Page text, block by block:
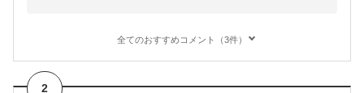
全てのおすすめコメント（3件）
2